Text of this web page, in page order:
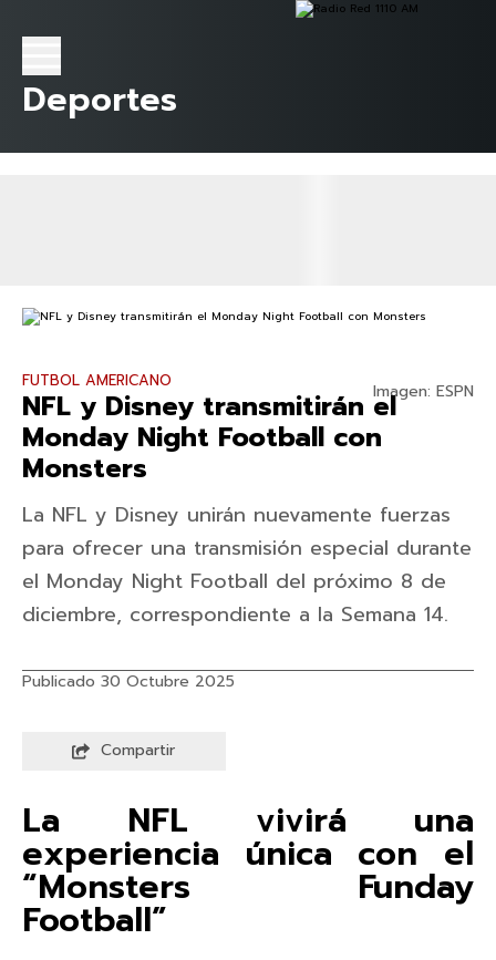
Deportes
Imagen: ESPN
FUTBOL AMERICANO
NFL y Disney transmitirán el
Monday Night Football con
Monsters
La NFL y Disney unirán nuevamente fuerzas
para ofrecer una transmisión especial durante
el Monday Night Football del próximo 8 de
diciembre, correspondiente a la Semana 14.
Publicado 30 Octubre 2025
Compartir
La NFL vivirá una
experiencia única con el
“Monsters Funday
Football”